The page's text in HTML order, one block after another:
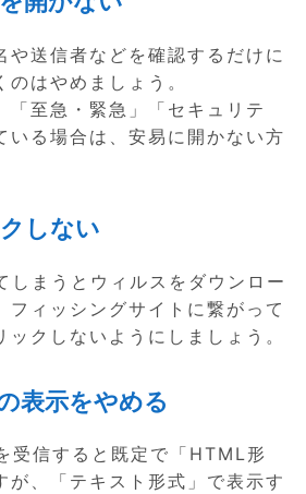
や送信者などを確認するだけに
はやめましょう。
「至急・緊急」「セキュリテ
いる場合は、安易に開かない方
しない
しまうとウィルスをダウンロー
フィッシングサイトに繋がって
ックしないようにしましょう。
表示をやめる
信すると既定で「HTML形
が、「テキスト形式」で表示す